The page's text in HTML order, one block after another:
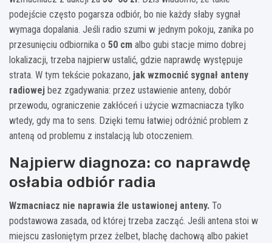
podejście często pogarsza odbiór, bo nie każdy słaby sygnał
wymaga dopalania. Jeśli radio szumi w jednym pokoju, zanika po
przesunięciu odbiornika o 50 cm albo gubi stacje mimo dobrej
lokalizacji, trzeba najpierw ustalić, gdzie naprawdę występuje
strata. W tym tekście pokazano, jak wzmocnić sygnał anteny
radiowej bez zgadywania: przez ustawienie anteny, dobór
przewodu, ograniczenie zakłóceń i użycie wzmacniacza tylko
wtedy, gdy ma to sens. Dzięki temu łatwiej odróżnić problem z
anteną od problemu z instalacją lub otoczeniem.
Najpierw diagnoza: co naprawdę
osłabia odbiór radia
Wzmacniacz nie naprawia źle ustawionej anteny. To
podstawowa zasada, od której trzeba zacząć. Jeśli antena stoi w
miejscu zasłoniętym przez żelbet, blachę dachową albo pakiet